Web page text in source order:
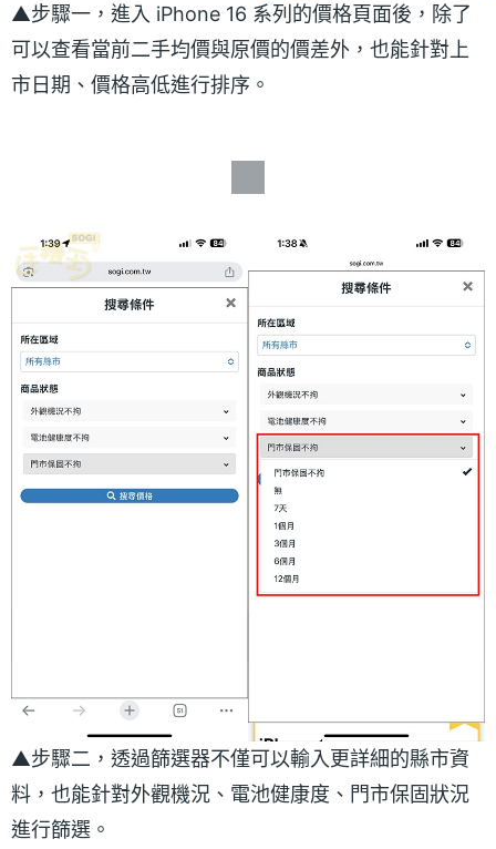
▲步驟一，進入 iPhone 16 系列的價格頁面後，除了
可以查看當前二手均價與原價的價差外，也能針對上
市日期、價格高低進行排序。
▲步驟二，透過篩選器不僅可以輸入更詳細的縣市資
料，也能針對外觀機況、電池健康度、門市保固狀況
進行篩選。